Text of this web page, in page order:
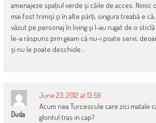
amenajeze spaţiul verde şi căile de acces. Nimic
mai fost trimişi şi în alte părţi, singura treabă e
văzut pe personaj în living şi l-au rugat de o sticlă
le-a răspuns prin geam că nu-i poate servi,
şi nu le poate deschide…
Duda
June 23, 2012 at 13:59
Acum nea Turcescule care zici matale
glontul tras in cap?